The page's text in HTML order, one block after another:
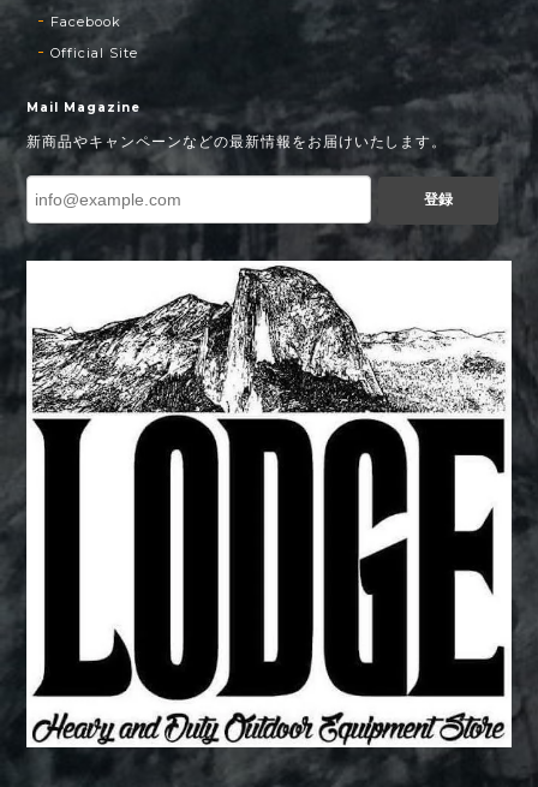
Facebook
Official Site
Mail Magazine
新商品やキャンペーンなどの最新情報をお届けいたします。
登録